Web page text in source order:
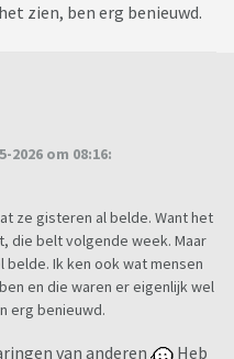
zien, ben erg benieuwd.
om 08:16:
ze gisteren al belde. Want het
die belt volgende week. Maar
belde. Ik ken ook wat mensen
en die waren er eigenlijk wel
erg benieuwd.
van anderen Heb